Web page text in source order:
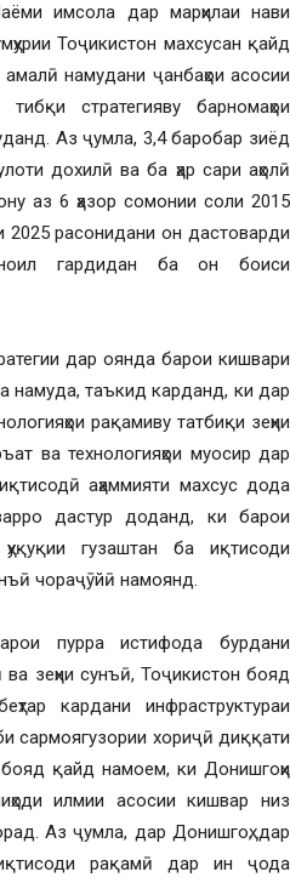
имсола дар марҳилаи нави
Тоҷикистон махсусан қайд
намудани ҷанбаҳои асосии
стратегияву барномаҳои
Аз ҷумла, 3,4 баробар зиёд
дохилӣ ва ба ҳар сари аҳолӣ
аз 6 ҳазор сомонии соли 2015
2025 расонидани он дастоварди
гардидан ба он боиси
дар оянда барои кишвари
намуда, таъкид карданд, ки дар
рақамиву татбиқи зеҳни
ва технологияҳои муосир дар
аҳаммияти махсус дода
дастур доданд, ки барои
гузаштан ба иқтисоди
чораҷӯйӣ намоянд.
пурра истифода бурдани
зеҳни сунъӣ, Тоҷикистон бояд
кардани инфраструктураи
сармоягузории хориҷӣ диққати
қайд намоем, ки Донишгоҳи
илмии асосии кишвар низ
Аз ҷумла, дар Донишгоҳ, дар
иқтисоди рақамӣ дар ин ҷода